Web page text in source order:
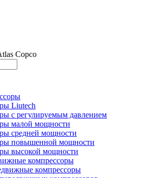
Copco
Liutech
с регулируемым давлением
малой мощности
средней мощности
повышенной мощности
высокой мощности
компрессоры
компрессоры